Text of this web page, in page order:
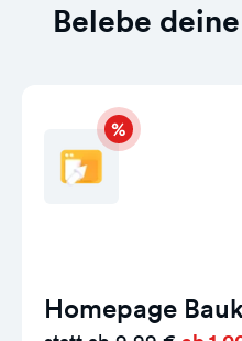
Belebe
Homepage